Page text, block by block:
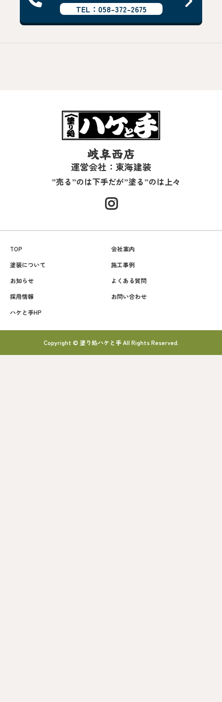
TEL：058-372-2675
岐阜西店
運営会社：東海建装
”売る”のは下手だが”塗る”のは上々
TOP
会社案内
塗装について
施工事例
お知らせ
よくある質問
採用情報
お問い合わせ
ハケと手HP
Copyright © 塗り処ハケと手 All Rights Reserved.